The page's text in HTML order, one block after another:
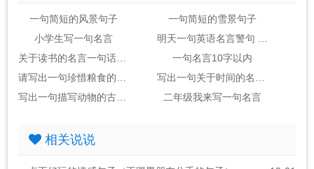
一句简短的风景句子
一句简短的雪景句子
小学生写一句名言
明天一句英语名言警句 励志 简短的带翻译
关于读书的名言一句话10个字
一句名言10字以内
请写出一句珍惜粮食的诗句或名言
写出一句关于时间的名言四年级
写出一句描写动物的古诗名言佳句
二年级我来写一句名言
相关说说